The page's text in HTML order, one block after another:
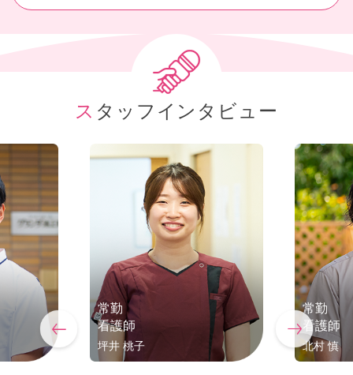
スタッフインタビュー
常勤
看護師
坪井 桃子
常勤
看護師
北村 慎